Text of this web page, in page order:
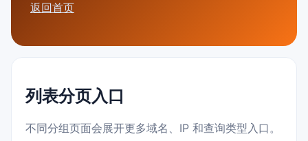
返回首页
列表分页入口
不同分组页面会展开更多域名、IP 和查询类型入口。